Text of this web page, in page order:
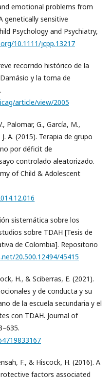
emotional problems from
genetically sensitive
Psychology and Psychiatry,
10.1111/jcpp.13217
recorrido histórico de la
y la toma de
article/view/2005
Palomar, G., García, M.,
A. (2015). Terapia de grupo
por déficit de
controlado aleatorizado.
of Child & Adolescent
sistemática sobre los
sobre TDAH [Tesis de
de Colombia]. Repositorio
20.500.12494/45415
H., & Sciberras, E. (2021).
y de conducta y su
de la escuela secundaria y el
con TDAH. Journal of
F., & Hiscock, H. (2016). A
factors associated